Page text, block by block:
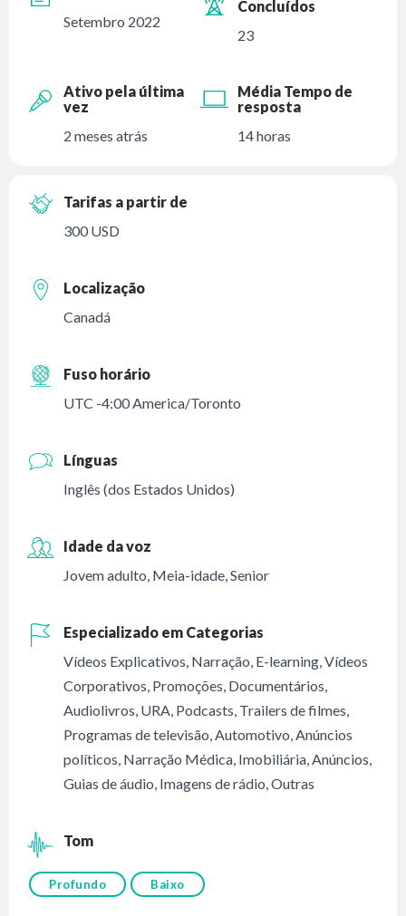
Setembro 2022
Concluídos
23
Ativo pela última
vez
2 meses atrás
Média Tempo de
resposta
14 horas
Tarifas a partir de
300 USD
Localização
Canadá
Fuso horário
UTC -4:00 America/Toronto
Línguas
Inglês (dos Estados Unidos)
Idade da voz
Jovem adulto, Meia-idade,Senior
Especializado em Categorias
Vídeos Explicativos, Narração, E-learning,Vídeos
Corporativos, Promoções, Documentários,
Audiolivros, URA, Podcasts, Trailers de filmes,
Programas de televisão,Automotivo,Anúncios
políticos, Narração Médica, Imobiliária,Anúncios,
Guias de áudio, Imagens de rádio,Outras
Tom
Profundo Baixo